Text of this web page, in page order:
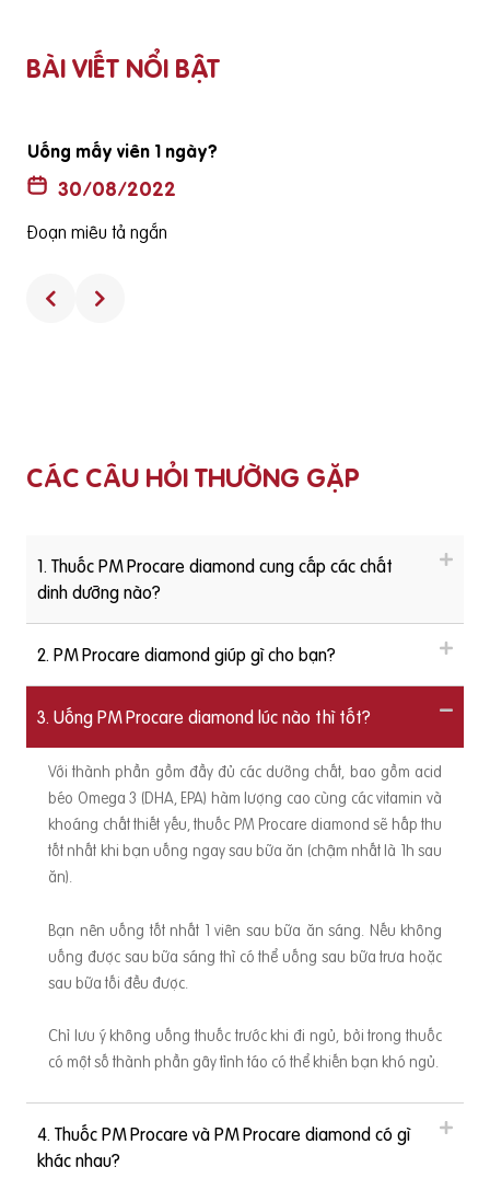
BÀI VIẾT NỔI BẬT
Thuốc không có hộp và hướng dẫn sử dụng có phải là
hàng thật
30/08/2022
CÁC CÂU HỎI THƯỜNG GẶP
1. Thuốc PM Procare diamond cung cấp các chất
dinh dưỡng nào?
2. PM Procare diamond giúp gì cho bạn?
3. Uống PM Procare diamond lúc nào thì tốt?
Với thành phần gồm đầy đủ các dưỡng chất, bao gồm acid
béo Omega 3 (DHA, EPA) hàm lượng cao cùng các vitamin và
khoáng chất thiết yếu, thuốc PM Procare diamond sẽ hấp thu
tốt nhất khi bạn uống ngay sau bữa ăn (chậm nhất là 1h sau
ăn).
Bạn nên uống tốt nhất 1 viên sau bữa ăn sáng. Nếu không
uống được sau bữa sáng thì có thể uống sau bữa trưa hoặc
sau bữa tối đều được.
Chỉ lưu ý không uống thuốc trước khi đi ngủ, bởi trong thuốc
có một số thành phần gây tỉnh táo có thể khiến bạn khó ngủ.
4. Thuốc PM Procare và PM Procare diamond có gì
khác nhau?